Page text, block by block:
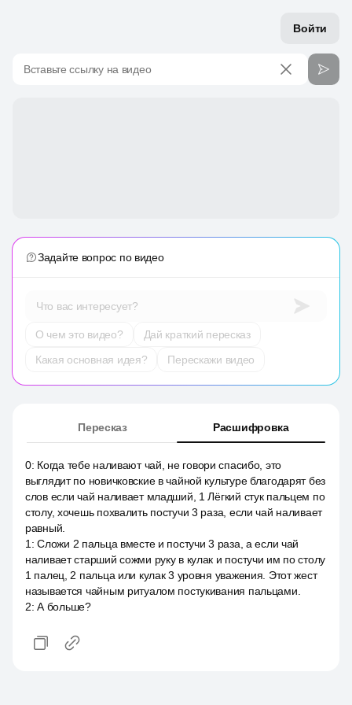
Войти
Вставьте ссылку на видео
Задайте вопрос по видео
Что вас интересует?
О чем это видео?
Дай краткий пересказ
Какая основная идея?
Перескажи видео
Пересказ Расшифровка
0: Когда тебе наливают чай, не говори спасибо, это
выглядит по новичковские в чайной культуре благодарят без
слов если чай наливает младший, 1 Лёгкий стук пальцем по
столу, хочешь похвалить постучи 3 раза, если чай наливает
равный.
1 :Сложи 2 пальца вместе и постучи 3 раза, а если чай
наливает старший сожми руку в кулак и постучи им по столу
1 палец, 2 пальца или кулак 3 уровня уважения. Этот жест
называется чайным ритуалом постукивания пальцами.
2:А больше?